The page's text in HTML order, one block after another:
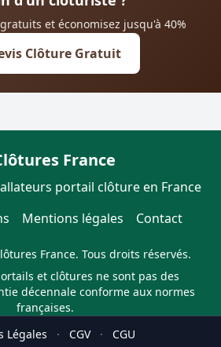
et économisez jusqu'à 40%
Clôture Gratuit
France
portail clôture en France
Mentions légales Contact
France. Tous droits réservés.
et clôtures ne sont pas des
décennale conforme aux normes
françaises.
Légales
· CGV · CGU